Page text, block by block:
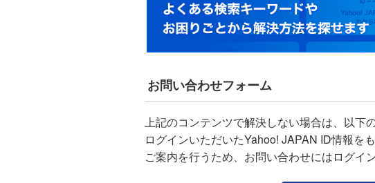
お問い合わせフォーム
上記のコンテンツで解決しない場合は、以下
ログインいただいたYahoo! JAPAN ID情報を
ご案内を行うため、お問い合わせにはログイ